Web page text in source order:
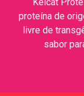
proteína de
livre de
sabor